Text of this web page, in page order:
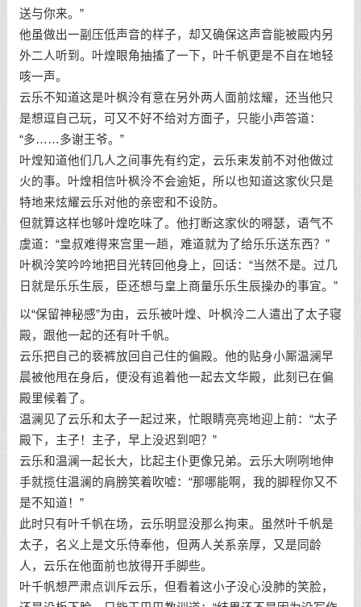
送与你来。”
他虽做出一副压低声音的样子，却又确保这声音能被殿内另
外二人听到。叶煌眼角抽搐了一下，叶千帆更是不自在地轻
咳一声。
云乐不知道这是叶枫泠有意在另外两人面前炫耀，还当他只
是想逗自己玩，可又不好不给对方面子，只能小声答道：
“多……多谢王爷。”
叶煌知道他们几人之间事先有约定，云乐束发前不对他做过
火的事。叶煌相信叶枫泠不会逾矩，所以也知道这家伙只是
特地来炫耀云乐对他的亲密和不设防。
但就算这样也够叶煌吃味了。他打断这家伙的嘚瑟，语气不
虞道：“皇叔难得来宫里一趟，难道就为了给乐乐送东西？”
叶枫泠笑吟吟地把目光转回他身上，回话：“当然不是。过几
日就是乐乐生辰，臣还想与皇上商量乐乐生辰操办的事宜。”
以“保留神秘感”为由，云乐被叶煌、叶枫泠二人遣出了太子寝
殿，跟他一起的还有叶千帆。
云乐把自己的亵裤放回自己住的偏殿。他的贴身小厮温澜早
晨被他甩在身后，便没有追着他一起去文华殿，此刻已在偏
殿里候着了。
温澜见了云乐和太子一起过来，忙眼睛亮亮地迎上前：“太子
殿下，主子！主子，早上没迟到吧？”
云乐和温澜一起长大，比起主仆更像兄弟。云乐大咧咧地伸
手就揽住温澜的肩膀笑着吹嘘：“那哪能啊，我的脚程你又不
是不知道！”
此时只有叶千帆在场，云乐明显没那么拘束。虽然叶千帆是
太子，名义上是文乐侍奉他，但两人关系亲厚，又是同龄
人，云乐在他面前也放得开手脚些。
叶千帆想严肃点训斥云乐，但看着这小子没心没肺的笑脸，